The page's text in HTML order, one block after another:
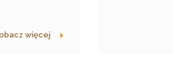
więcej